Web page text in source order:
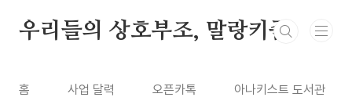
우리들의 상호부조, 말랑키즘
홈 사업 달력 오픈카톡 아나키스트 도서관